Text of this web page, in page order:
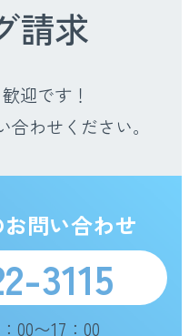
請求
迎です！
わせください。
問い合わせ
3115
00〜17：00